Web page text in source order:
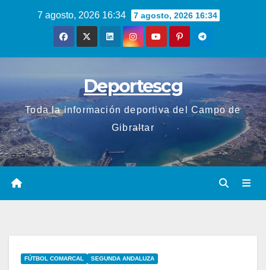
7 agosto, 2026 16:34 7 agosto, 2026 16:34
Deportescg
Toda la información deportiva del Campo de
Gibraltar
FÚTBOL COMARCAL SEGUNDA ANDALUZA